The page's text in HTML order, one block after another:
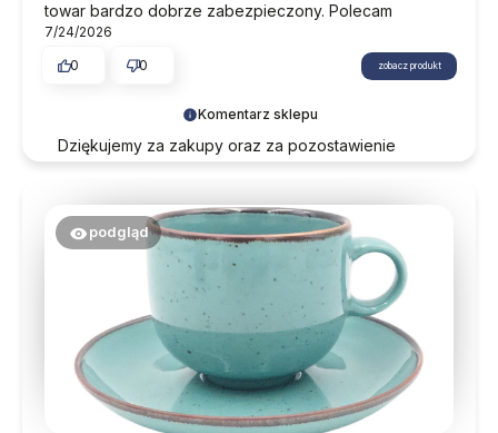
Komentarz sklepu
Dziękujemy za zakupy oraz za pozostawienie
towar bardzo dobrze zabezpieczony. Polecam
7/24/2026
0
0 zobacz produkt
podgląd